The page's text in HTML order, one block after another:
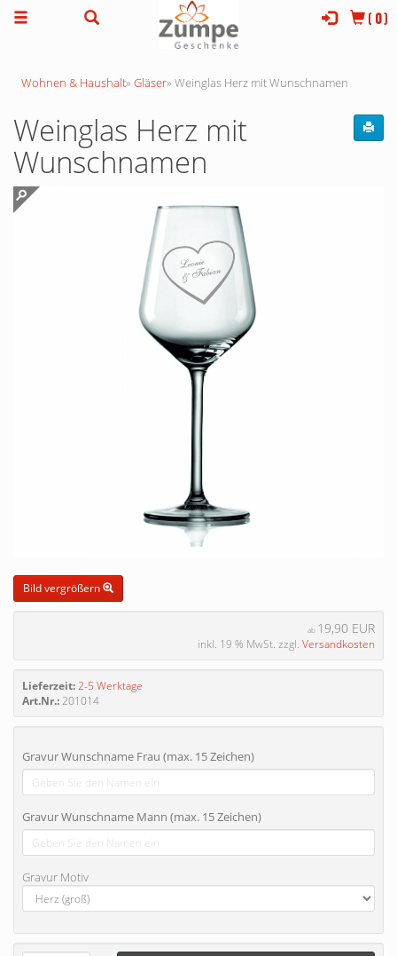
( 0)
Wohnen & Haushalt» Gläser» Weinglas Herz mit Wunschnamen
Weinglas Herz mit
Wunschnamen
Bild vergrößern
ab 19,90 EUR
inkl. 19 % MwSt. zzgl. Versandkosten
Lieferzeit:2-5 Werktage
Art.Nr.:201014
Gravur Wunschname Frau (max. 15 Zeichen)
Gravur Wunschname Mann (max. 15 Zeichen)
Gravur Motiv